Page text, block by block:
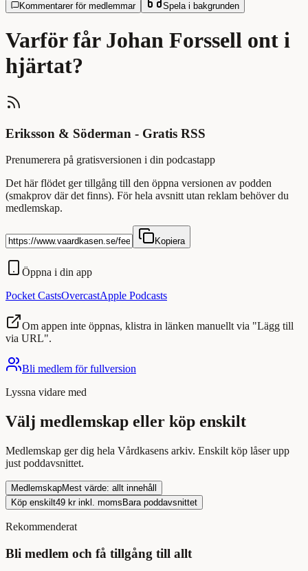
Kommentarer för medlemmar Spela i bakgrunden
Varför får Johan Forssell ont i
hjärtat?
Eriksson & Söderman - Gratis RSS
Prenumerera på gratisversionen i din podcastapp
Det här flödet ger tillgång till den öppna versionen av podden
(smakprov där det finns). För hela avsnitt utan reklam behöver du
medlemskap.
Kopiera
Öppna i din app
Pocket CastsOvercastApple Podcasts
Om appen inte öppnas, klistra in länken manuellt via "Lägg till
via URL".
Bli medlem för fullversion
Lyssna vidare med
Välj medlemskap eller köp enskilt
Medlemskap ger dig hela Vårdkasens arkiv. Enskilt köp låser upp
just poddavsnittet.
MedlemskapMest värde: allt innehåll
Köp enskilt49 kr inkl. moms Bara poddavsnittet
Rekommenderat
Bli medlem och få tillgång till allt